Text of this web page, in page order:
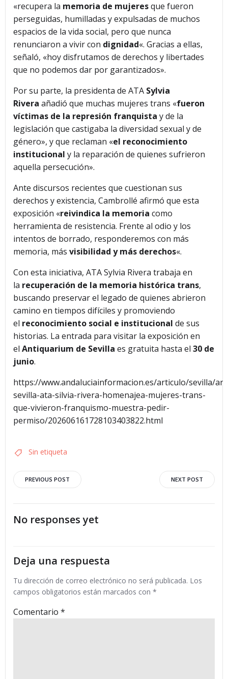
«recupera la memoria de mujeresque fueron
perseguidas, humilladas y expulsadas de muchos
espacios de la vida social, pero que nunca
renunciaron a vivir con dignidad«. Gracias a ellas,
señaló, «hoy disfrutamos de derechos y libertades
que no podemos dar por garantizados».
Por su parte, la presidenta de ATA Sylvia
Rivera añadió que muchas mujeres trans «fueron
víctimas de la represión franquista y de la
legislación que castigaba la diversidad sexual y de
género», y que reclaman «el reconocimiento
institucional y la reparación de quienes sufrieron
aquella persecución».
Ante discursos recientes que cuestionan sus
derechos y existencia, Cambrollé afirmó que esta
exposición «reivindica la memoria como
herramienta de resistencia. Frente al odio y los
intentos de borrado, responderemos con más
memoria, más visibilidad y más derechos«.
Con esta iniciativa, ATA Sylvia Rivera trabaja en
la recuperación de la memoria histórica trans,
buscando preservar el legado de quienes abrieron
camino en tiempos difíciles y promoviendo
el reconocimiento social e institucional de sus
historias. La entrada para visitar la exposición en
el Antiquarium de Sevilla es gratuita hasta el 30 de
junio.
https://www.andaluciainformacion.es/articulo/sevilla/
sevilla-ata-silvia-rivera-homenajea-mujeres-trans-
que-vivieron-franquismo-muestra-pedir-
permiso/202606161728103403822.html
Sin etiqueta
Navegación
por
las
entradas
PREVIOUS POST
Navegación
por
NEXT POST
No responses yet
Deja una respuesta
Tu dirección de correo electrónico no será publicada. Los
campos obligatorios están marcados con *
Comentario *